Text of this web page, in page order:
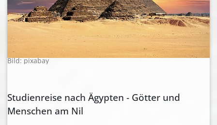
Bild: pixabay
Studienreise nach Ägypten - Götter und
Menschen am Nil